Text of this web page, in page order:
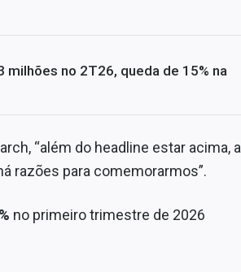
milhões no 2T26, queda de 15% na
“além do headline estar acima, a
razões para comemorarmos”.
no primeiro trimestre de 2026